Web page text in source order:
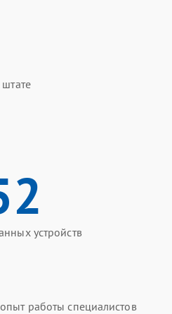
устройств
работы специалистов